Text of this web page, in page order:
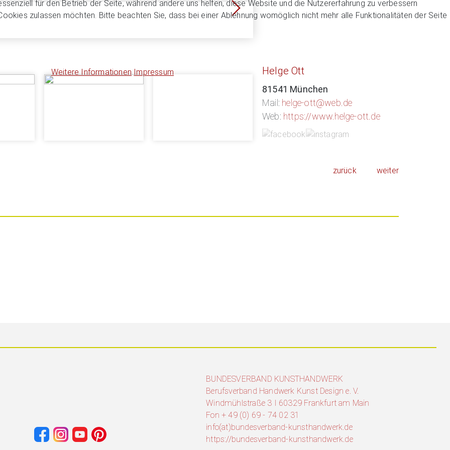
Helge Ott
81541 München
Mail: helge-ott@web.de
Web: https://www.helge-ott.de
zurück weiter
BUNDESVERBAND KUNSTHANDWERK
Berufsverband Handwerk Kunst Design e. V.
Windmühlstraße 3 I 60329 Frankfurt am Main
Fon + 49 (0) 69 - 74 02 31
info(at)bundesverband-kunsthandwerk.de
https://bundesverband-kunsthandwerk.de
für den Betrieb der Seite, während andere uns helfen, diese Website und die Nutzererfahrung zu verbessern
zulassen möchten. Bitte beachten Sie, dass bei einer Ablehnung womöglich nicht mehr alle Funktionalitäten der Seite
Weitere Informationen Impressum